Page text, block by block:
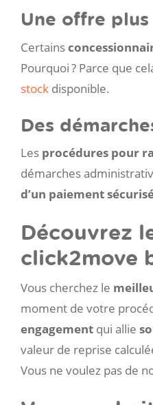
Une offre
Certains
Pourquoi ? Parce que
stock disponible.
Des
Les procédures pour
démarches
d’un paiement
Découvrez
click2move
Vous cherchez le
moment de votre
engagement qui allie
valeur de reprise
Vous ne voulez pas de